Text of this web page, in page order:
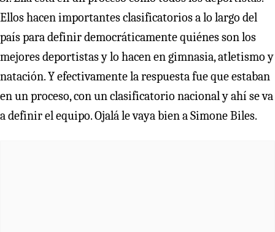
Ellos hacen importantes clasificatorios a lo largo del
país para definir democráticamente quiénes son los
mejores deportistas y lo hacen en gimnasia, atletismo y
natación. Y efectivamente la respuesta fue que estaban
en un proceso, con un clasificatorio nacional y ahí se va
a definir el equipo. Ojalá le vaya bien a Simone Biles.